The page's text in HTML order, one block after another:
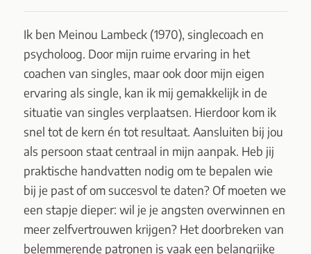
Ik ben Meinou Lambeck (1970), singlecoach en
psycholoog. Door mijn ruime ervaring in het
coachen van singles, maar ook door mijn eigen
ervaring als single, kan ik mij gemakkelijk in de
situatie van singles verplaatsen. Hierdoor kom ik
snel tot de kern én tot resultaat. Aansluiten bij jou
als persoon staat centraal in mijn aanpak. Heb jij
praktische handvatten nodig om te bepalen wie
bij je past of om succesvol te daten? Of moeten we
een stapje dieper: wil je je angsten overwinnen en
meer zelfvertrouwen krijgen? Het doorbreken van
belemmerende patronen is vaak een belangrijke